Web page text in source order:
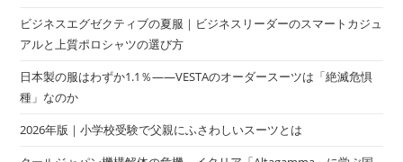
ビジネスエグゼクティブの夏服｜ビジネスリーダーのスマートカジュ
アルと上質ポロシャツの選び方
日本製の服はわずか1.1％——VESTAのオーダースーツは「絶滅危惧
種」なのか
2026年版｜小学校受験で父親にふさわしいスーツとは